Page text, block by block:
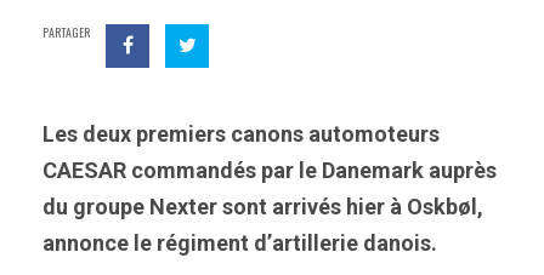
PARTAGER
Les deux premiers canons automoteurs
CAESAR commandés par le Danemark auprès
du groupe Nexter sont arrivés hier à Oskbøl,
annonce le régiment d’artillerie danois.